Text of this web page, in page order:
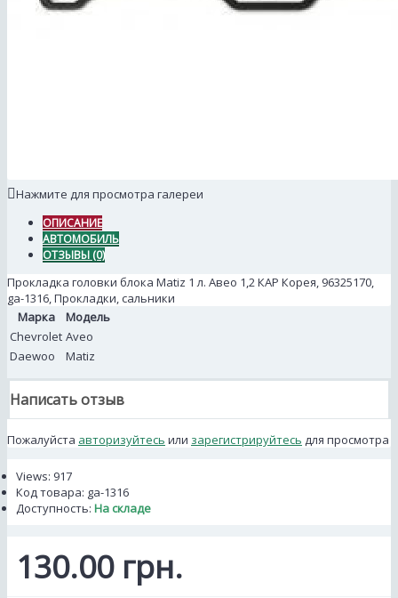
Нажмите для просмотра галереи
ОПИСАНИЕ
АВТОМОБИЛЬ
ОТЗЫВЫ (0)
Прокладка головки блока Matiz 1 л. Авео 1,2 КАР Корея, 96325170,
ga-1316, Прокладки, сальники
Марка
Модель
Chevrolet Aveo
Daewoo
Matiz
Написать отзыв
Пожалуйста авторизуйтесь или зарегистрируйтесь для просмотра
Views: 917
Код товара: ga-1316
Доступность: На складе
130.00 грн.